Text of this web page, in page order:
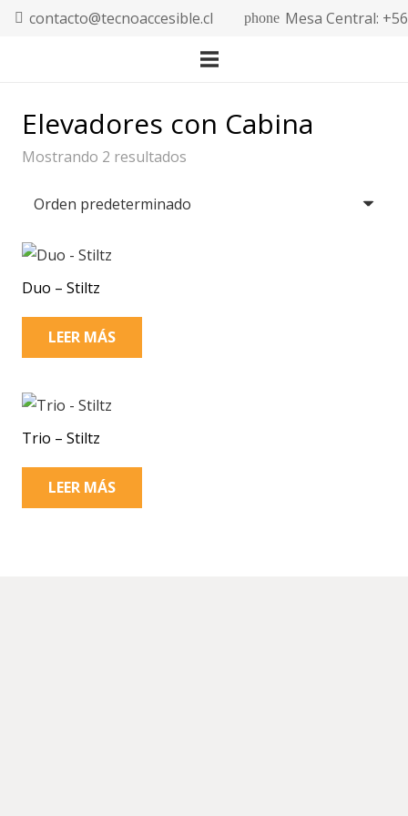
contacto@tecnoaccesible.cl phone Mesa Central:
Elevadores con Cabina
Mostrando 2 resultados
Duo – Stiltz
LEER MÁS
Trio – Stiltz
LEER MÁS